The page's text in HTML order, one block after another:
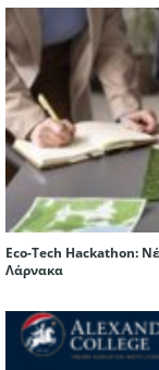
Eco-Tech Hackathon:
Λάρνακα